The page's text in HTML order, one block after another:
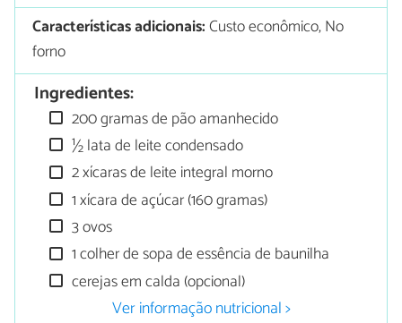
Características adicionais:Custo econômico, No
forno
Ingredientes:
200 gramas de pão amanhecido
½ lata de leite condensado
2 xícaras de leite integral morno
1 xícara de açúcar (160 gramas)
3 ovos
1 colher de sopa de essência de baunilha
cerejas em calda (opcional)
Ver informação nutricional >